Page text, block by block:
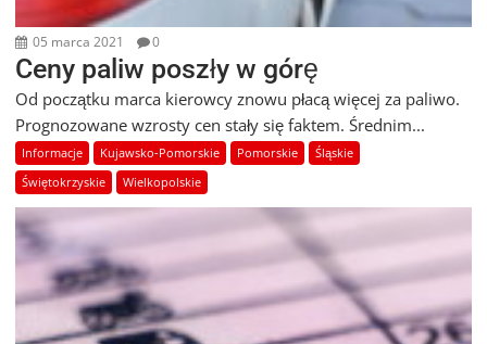
05 marca 2021 0
Ceny paliw poszły w górę
Od początku marca kierowcy znowu płacą więcej za paliwo.
Prognozowane wzrosty cen stały się faktem. Średnim...
Informacje Kujawsko-Pomorskie Pomorskie
Śląskie
Świętokrzyskie
Wielkopolskie